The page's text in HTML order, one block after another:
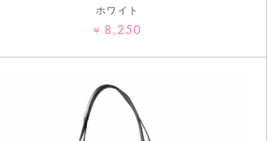
ホワイト
¥ 8,250